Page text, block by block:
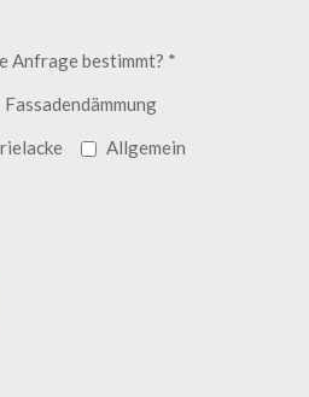
Anfrage bestimmt? *
Fassadendämmung
Allgemein